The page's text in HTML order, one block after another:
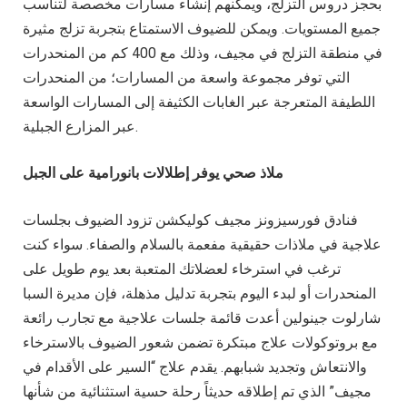
بحجز دروس التزلج، ويمكنهم إنشاء مسارات مخصصة لتناسب
جميع المستويات. ويمكن للضيوف الاستمتاع بتجربة تزلج مثيرة
في منطقة التزلج في مجيف، وذلك مع 400 كم من المنحدرات
التي توفر مجموعة واسعة من المسارات؛ من المنحدرات
اللطيفة المتعرجة عبر الغابات الكثيفة إلى المسارات الواسعة
عبر المزارع الجبلية.
ملاذ صحي يوفر إطلالات بانورامية على الجبل
فنادق فورسيزونز مجيف كوليكشن تزود الضيوف بجلسات
علاجية في ملاذات حقيقية مفعمة بالسلام والصفاء. سواء كنت
ترغب في استرخاء لعضلاتك المتعبة بعد يوم طويل على
المنحدرات أو لبدء اليوم بتجربة تدليل مذهلة، فإن مديرة السبا
شارلوت جينولين أعدت قائمة جلسات علاجية مع تجارب رائعة
مع بروتوكولات علاج مبتكرة تضمن شعور الضيوف بالاسترخاء
والانتعاش وتجديد شبابهم. يقدم علاج “السير على الأقدام في
مجيف” الذي تم إطلاقه حديثاً رحلة حسية استثنائية من شأنها